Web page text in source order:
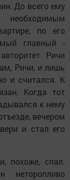
До всего ему
по его
главный -
Ричи
Ричи, и лишь
и считался. К
Когда тот
к нему
вечером
и стал его
похоже, спал.